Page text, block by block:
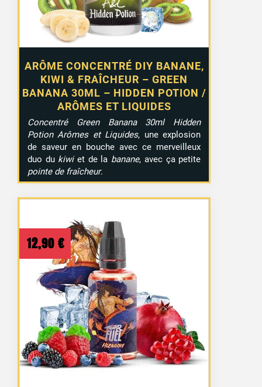
ARÔME CONCENTRÉ DIY BANANE,
KIWI & FRAÎCHEUR – GREEN
BANANA 30ML – HIDDEN POTION /
ARÔMES ET LIQUIDES
Concentré Green Banana 30ml Hidden
Potion Arômes et Liquides, une explosion
de saveur en bouche avec ce merveilleux
duo du kiwiet de la banane, avec ça petite
pointe de fraîcheur.
12,90 €